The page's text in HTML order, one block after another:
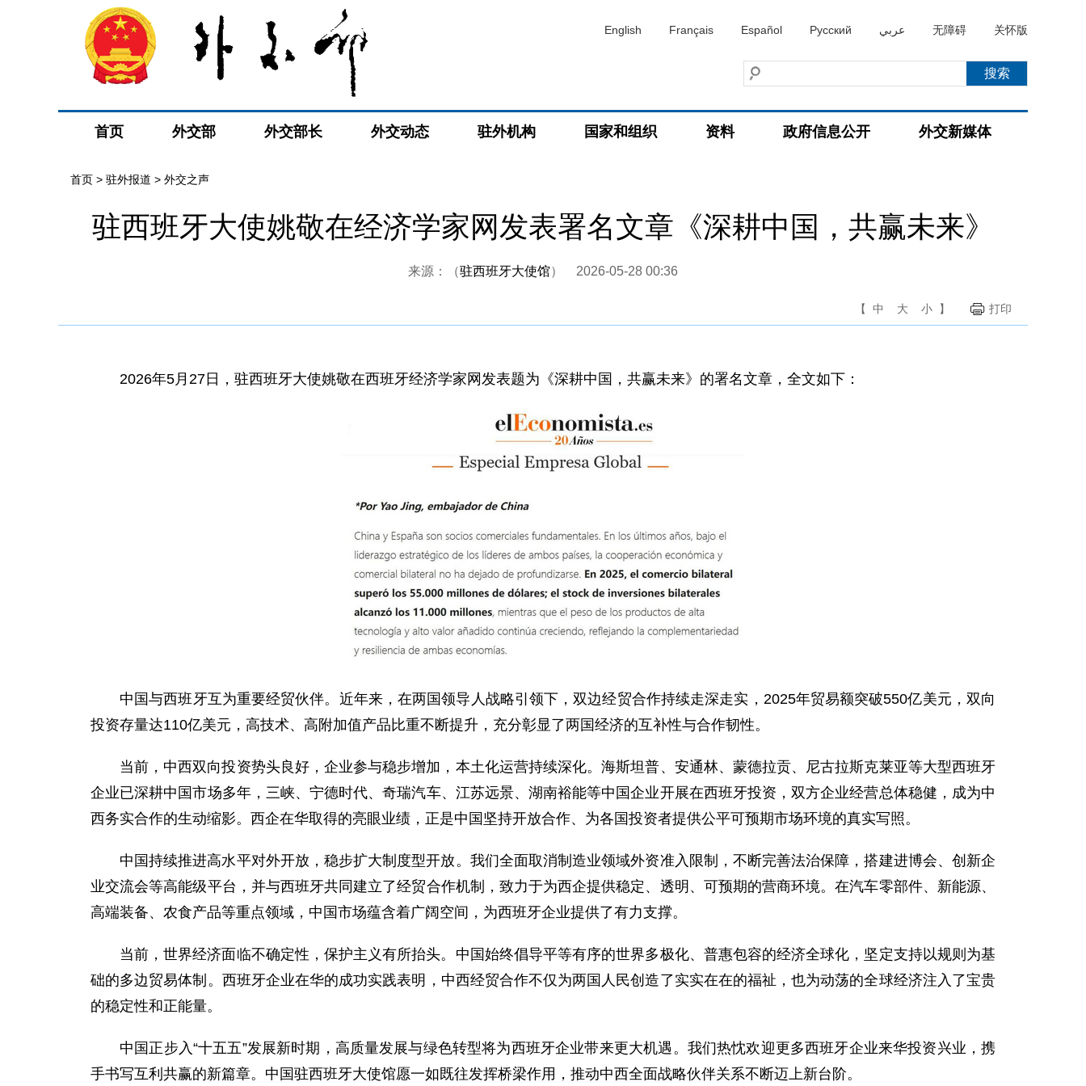
English Français Español Русский عربي 无障碍 关怀版
首页 外交部 外交部长 外交动态 驻外机构 国家和组织 资料 政府信息公开 外交新媒体
首页 > 驻外报道 > 外交之声
驻西班牙大使姚敬在经济学家网发表署名文章《深耕中国，共赢未来》
来源：（驻西班牙大使馆） 2026-05-28 00:36
【 中 大 小 】 打印
2026年5月27日，驻西班牙大使姚敬在西班牙经济学家网发表题为《深耕中国，共赢未来》的署名文章，全文如下：
中国与西班牙互为重要经贸伙伴。近年来，在两国领导人战略引领下，双边经贸合作持续走深走实，2025年贸易额突破550亿美元，双向
投资存量达110亿美元，高技术、高附加值产品比重不断提升，充分彰显了两国经济的互补性与合作韧性。
当前，中西双向投资势头良好，企业参与稳步增加，本土化运营持续深化。海斯坦普、安通林、蒙德拉贡、尼古拉斯克莱亚等大型西班牙
企业已深耕中国市场多年，三峡、宁德时代、奇瑞汽车、江苏远景、湖南裕能等中国企业开展在西班牙投资，双方企业经营总体稳健，成为中
西务实合作的生动缩影。西企在华取得的亮眼业绩，正是中国坚持开放合作、为各国投资者提供公平可预期市场环境的真实写照。
中国持续推进高水平对外开放，稳步扩大制度型开放。我们全面取消制造业领域外资准入限制，不断完善法治保障，搭建进博会、创新企
业交流会等高能级平台，并与西班牙共同建立了经贸合作机制，致力于为西企提供稳定、透明、可预期的营商环境。在汽车零部件、新能源、
高端装备、农食产品等重点领域，中国市场蕴含着广阔空间，为西班牙企业提供了有力支撑。
当前，世界经济面临不确定性，保护主义有所抬头。中国始终倡导平等有序的世界多极化、普惠包容的经济全球化，坚定支持以规则为基
础的多边贸易体制。西班牙企业在华的成功实践表明，中西经贸合作不仅为两国人民创造了实实在在的福祉，也为动荡的全球经济注入了宝贵
的稳定性和正能量。
中国正步入“十五五”发展新时期，高质量发展与绿色转型将为西班牙企业带来更大机遇。我们热忱欢迎更多西班牙企业来华投资兴业，携
手书写互利共赢的新篇章。中国驻西班牙大使馆愿一如既往发挥桥梁作用，推动中西全面战略伙伴关系不断迈上新台阶。